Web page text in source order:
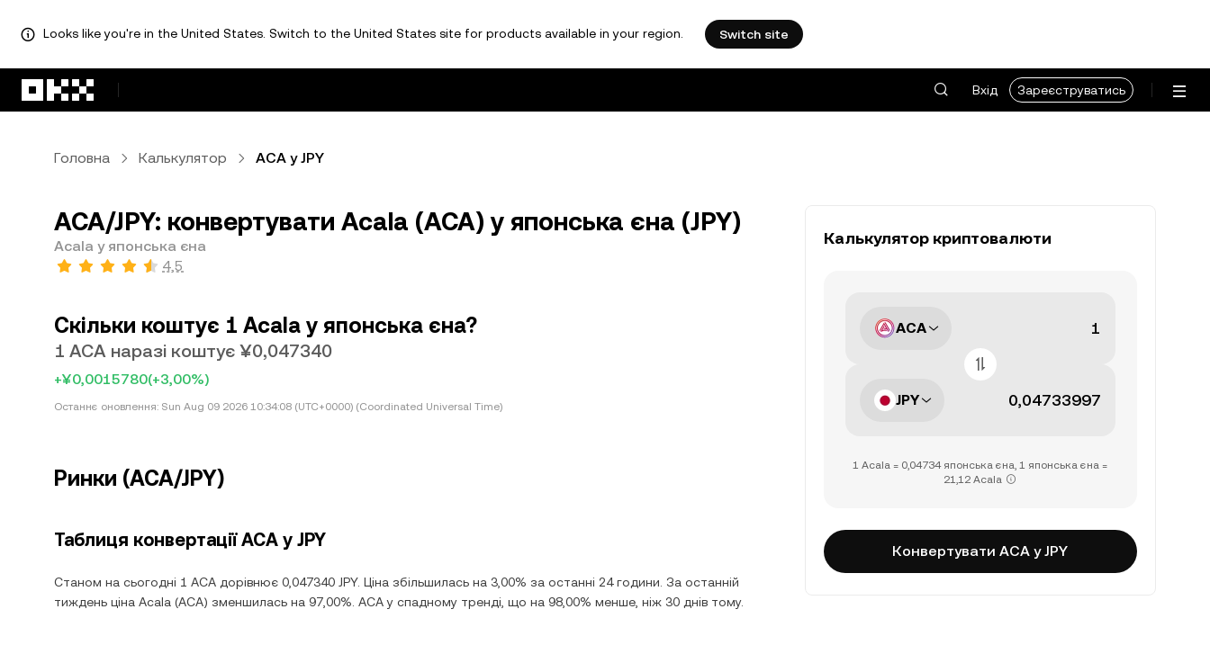
Looks like you're in the United States. Switch to the United States site for products available in your region. Switch site
Вхід
Зареєструватись
Головна Калькулятор ACA у JPY
ACA/JPY: конвертувати Acala (ACA) у японська єна (JPY)
Acala у японська єна
4,5
Скільки коштує 1 Acala у японська єна?
1 ACA наразі коштує ¥0,047340
+¥0,0015780(+3,00%)
Останнє оновлення: Sun Aug 09 2026 10:34:08 (UTC+0000) (Coordinated Universal Time)
Ринки (ACA/JPY)
Таблиця конвертації ACA у JPY
Станом на сьогодні 1 ACA дорівнює 0,047340 JPY. Ціна збільшилась на 3,00% за останні 24 години. За останній
тиждень ціна Acala (ACA) зменшилась на 97,00%. ACA у спадному тренді, що на 98,00% менше, ніж 30 днів тому.
Калькулятор криптовалюти
ACA
JPY
1 Acala = 0,04734 японська єна, 1 японська єна =
21,12 Acala
Конвертувати ACA у JPY